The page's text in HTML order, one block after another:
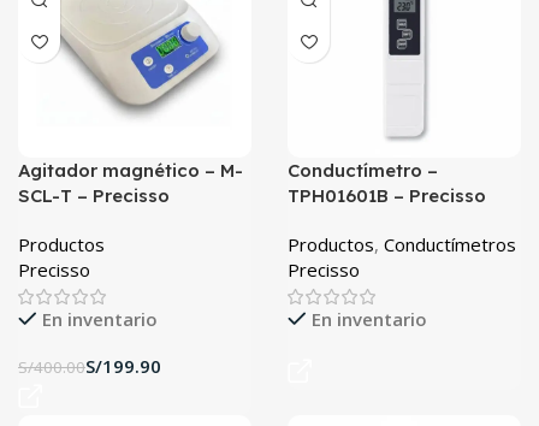
Agitador magnético – M-
SCL-T – Precisso
Productos
Precisso
En inventario
S/400.00S/199.90
Conductímetro –
TPH01601B – Precisso
Productos, Conductímetros
Precisso
En inventario